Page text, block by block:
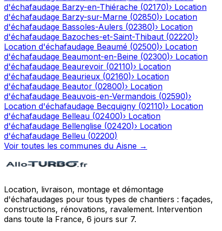
d'échafaudage Barzy-en-Thiérache (02170)› Location
d'échafaudage Barzy-sur-Marne (02850)› Location
d'échafaudage Bassoles-Aulers (02380)› Location
d'échafaudage Bazoches-et-Saint-Thibaut (02220)›
Location d'échafaudage Beaumé (02500)› Location
d'échafaudage Beaumont-en-Beine (02300)› Location
d'échafaudage Beaurevoir (02110)› Location
d'échafaudage Beaurieux (02160)› Location
d'échafaudage Beautor (02800)› Location
d'échafaudage Beauvois-en-Vermandois (02590)›
Location d'échafaudage Becquigny (02110)› Location
d'échafaudage Belleau (02400)› Location
d'échafaudage Bellenglise (02420)› Location
d'échafaudage Belleu (02200)
Voir toutes les communes du Aisne →
Location, livraison, montage et démontage
d'échafaudages pour tous types de chantiers : façades,
constructions, rénovations, ravalement. Intervention
dans toute la France, 6 jours sur 7.